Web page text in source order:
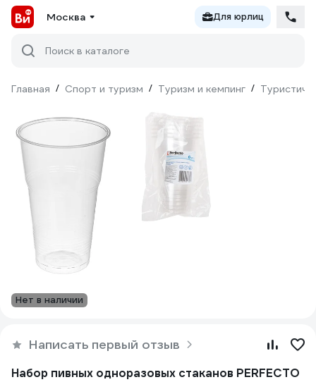
Москва Для юрлиц
Поиск в каталоге
Главная / Спорт и туризм / Туризм и кемпинг /
Нет в наличии
Написать первый отзыв
Набор пивных одноразовых стаканов PERFECTO